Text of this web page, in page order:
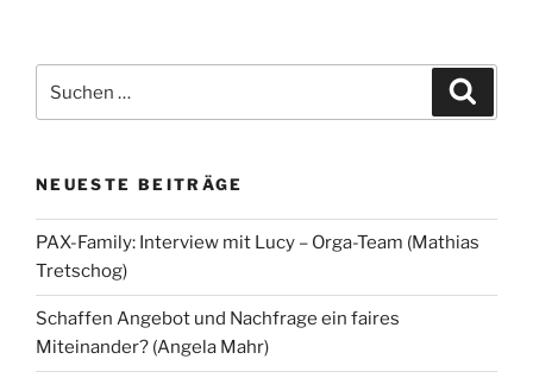
nach:
NEUESTE BEITRÄGE
PAX-Family: Interview mit Lucy – Orga-Team (Mathias
Tretschog)
Schaffen Angebot und Nachfrage ein faires
Miteinander? (Angela Mahr)